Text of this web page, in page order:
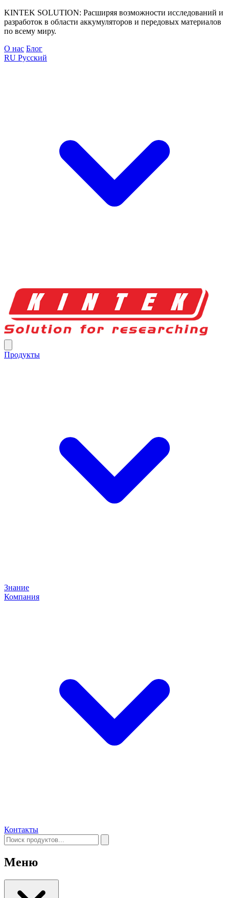
KINTEK SOLUTION: Расширяя возможности исследований и
разработок в области аккумуляторов и передовых материалов
по всему миру.
О нас Блог
RU Русский
Продукты
Знание
Компания
Контакты
Меню